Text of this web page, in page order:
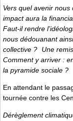
Vers quel avenir
impact aura la
Faut-il rendre
nous dédouanant
collective ? Une
Comment y arriver :
la pyramide sociale ?
En attendant le
tournée contre les
Dérèglement